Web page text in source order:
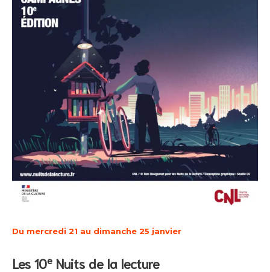
Du mercredi 21 au dimanche 25 janvier
Les 10e Nuits de la lecture